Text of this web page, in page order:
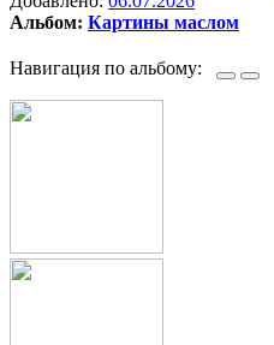
Альбом: Картины маслом
Навигация по альбому: